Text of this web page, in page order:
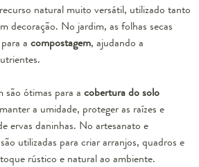
natural muito versátil, utilizado tanto
decoração. No jardim, as folhas secas
a compostagem, ajudando a
são ótimas para a cobertura do solo
a umidade, proteger as raízes e
ervas daninhas. No artesanato e
utilizadas para criar arranjos, quadros e
rústico e natural ao ambiente.